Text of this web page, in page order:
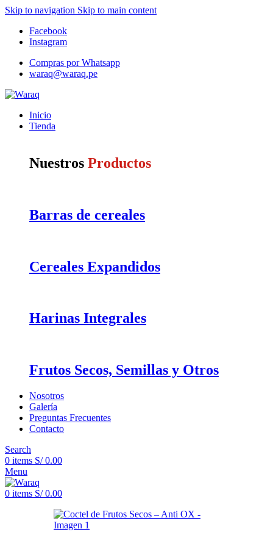
Skip to navigation Skip to main content
Facebook
Instagram
Compras por Whatsapp
waraq@waraq.pe
Inicio
Tienda
Nuestros Productos
Barras de cereales
Cereales Expandidos
Harinas Integrales
Frutos Secos, Semillas y Otros
Nosotros
Galería
Preguntas Frecuentes
Contacto
Search
0 items S/0.00
Menu
0 items S/0.00